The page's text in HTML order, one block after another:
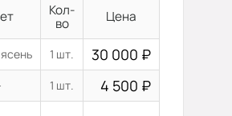
Кол-
во
Цена
1 шт. 30 000 ₽
1 шт. 4 500 ₽